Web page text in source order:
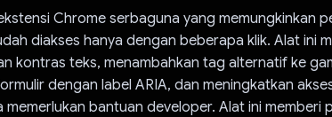
Chrome serbaguna yang memungkinkan
diakses hanya dengan beberapa klik. Alat ini
kontras teks, menambahkan tag alternatif ke
dengan label ARIA, dan meningkatkan
memerlukan bantuan developer. Alat ini memberi